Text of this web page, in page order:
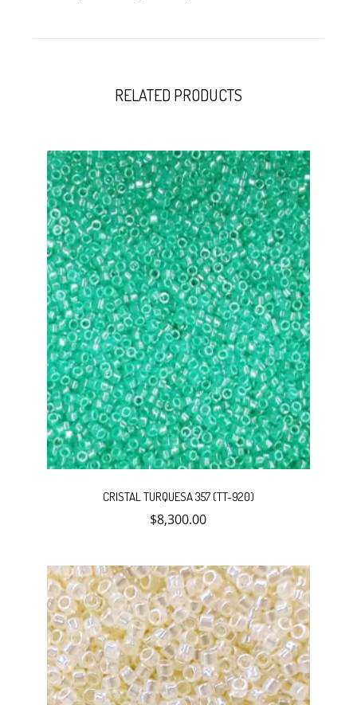
RELATED PRODUCTS
CRISTAL TURQUESA 357 (TT-920)
$8,300.00